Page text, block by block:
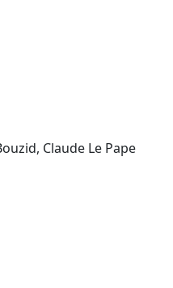
Claude Le Pape